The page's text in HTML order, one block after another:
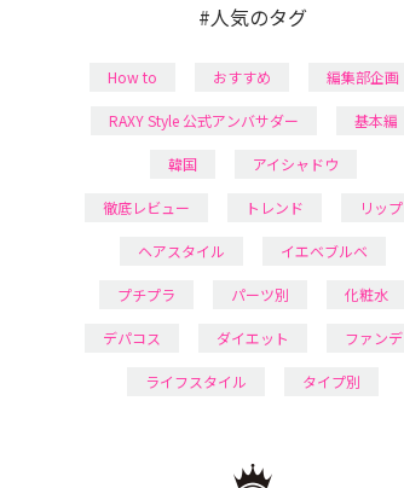
#人気のタグ
How to おすすめ 編集部企画
RAXY Style 公式アンバサダー 基本編
韓国 アイシャドウ
徹底レビュー トレンド リップ
ヘアスタイル イエベブルベ
プチプラ パーツ別 化粧水
デパコス ダイエット ファンデ
ライフスタイル タイプ別